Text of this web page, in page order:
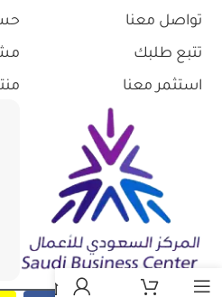
تواصل معنا
تتبع طلبك
استثمر معنا